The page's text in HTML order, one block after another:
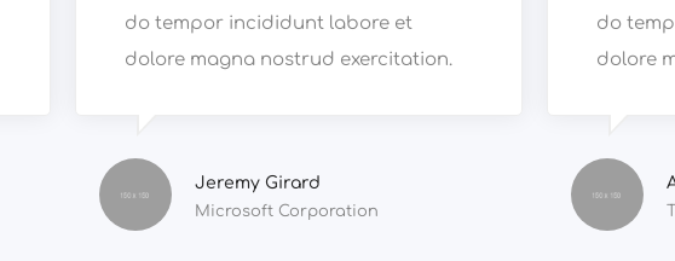
do tempor incididunt labore et
dolore magna nostrud exercitation.
Jeremy Girard
Microsoft Corporation
do
dolore